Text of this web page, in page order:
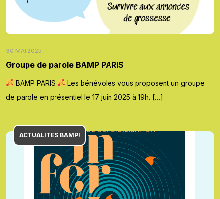
30 MAI 2025
Groupe de parole BAMP PARIS
BAMP PARIS
Les bénévoles vous proposent un groupe
de parole en présentiel le 17 juin 2025 à 19h. […]
ACTUALITES BAMP!